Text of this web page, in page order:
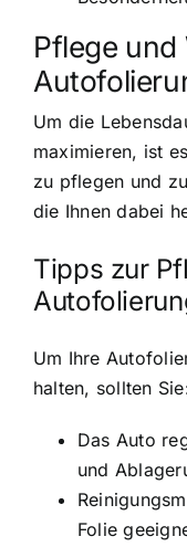
Pflege
Um die
maximieren, ist
zu pflegen und
die Ihnen dabei
Tipps zur
Um Ihre
halten, sollten
Das Auto
und
Folie